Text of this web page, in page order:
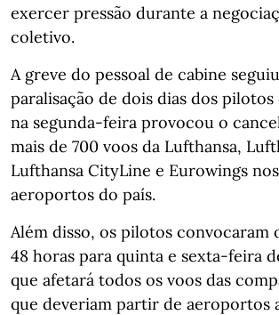
exercer pressão durante a
coletivo.
A greve do pessoal de cabine
paralisação de dois dias dos
na segunda-feira provocou o
mais de 700 voos da Lufthansa,
Lufthansa CityLine e Eurowings
aeroportos do país.
Além disso, os pilotos convocaram
48 horas para quinta e sexta-feira
que afetará todos os voos das
que deveriam partir de aeroportos